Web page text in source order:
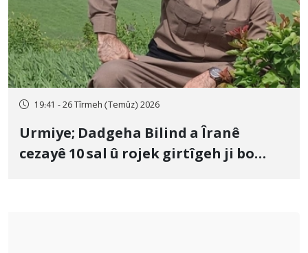
19:41 - 26 Tîrmeh (Temûz) 2026
Urmiye; Dadgeha Bilind a Îranê
cezayê 10 sal û rojek girtîgeh ji bo